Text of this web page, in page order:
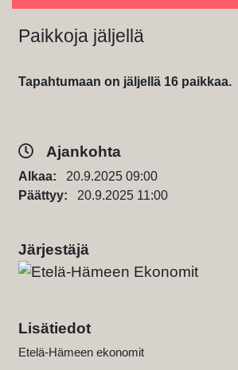
Paikkoja jäljellä
Tapahtumaan on jäljellä 16 paikkaa.
Ajankohta
Alkaa: 20.9.2025 09:00
Päättyy: 20.9.2025 11:00
Järjestäjä
Lisätiedot
Etelä-Hämeen ekonomit